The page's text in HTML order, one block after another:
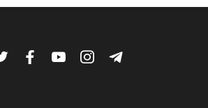
TwitterFacebook
YouTubeInstagram